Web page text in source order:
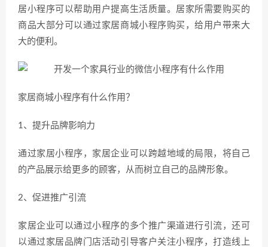
居小程序可以帮助用户提高生活质量。居家所需要购买的
商品大部分可以通过家居商城小程序购买，给用户带来大
大的便利。
家居商城小程序有什么作用？
1、提升品牌影响力
通过家居小程序，家居企业可以跨越地域的局限，将自己
的产品展示给更多的顾客，从而树立自己的品牌形象。
2、促进推广引流
家居企业可以通过小程序的多个推广渠道进行引流，还可
以通过家居品牌门店活动引导客户关注小程序，打造线上